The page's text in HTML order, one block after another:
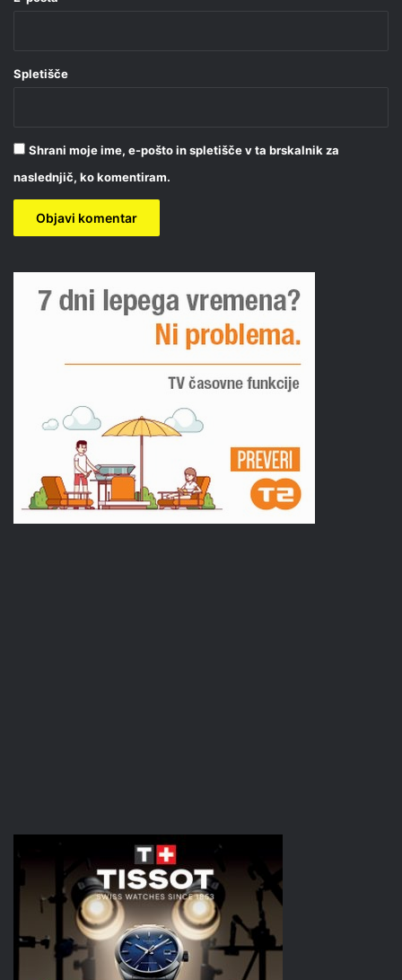
Spletišče
Shrani moje ime, e-pošto in spletišče v ta brskalnik za
naslednjič, ko komentiram.